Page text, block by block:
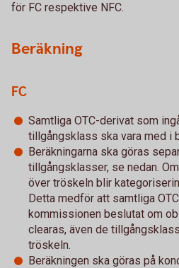
för FC respektive NFC.
Beräkning
FC
Samtliga OTC-derivat som
tillgångsklass ska vara med i
Beräkningarna ska göras
tillgångsklasser, se nedan.
över tröskeln blir
Detta medför att samtliga
kommissionen beslutat om
clearas, även de
tröskeln.
Beräkningen ska göras på